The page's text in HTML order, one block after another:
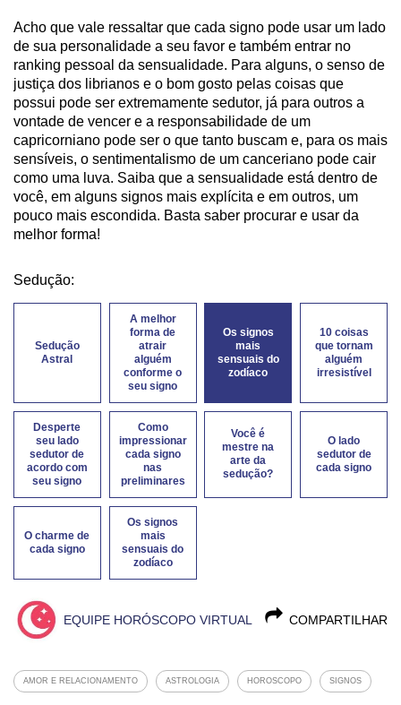
Acho que vale ressaltar que cada signo pode usar um lado
de sua personalidade a seu favor e também entrar no
ranking pessoal da sensualidade. Para alguns, o senso de
justiça dos librianos e o bom gosto pelas coisas que
possui pode ser extremamente sedutor, já para outros a
vontade de vencer e a responsabilidade de um
capricorniano pode ser o que tanto buscam e, para os mais
sensíveis, o sentimentalismo de um canceriano pode cair
como uma luva. Saiba que a sensualidade está dentro de
você, em alguns signos mais explícita e em outros, um
pouco mais escondida. Basta saber procurar e usar da
melhor forma!
Sedução:
Sedução
Astral
A melhor
forma de
atrair
alguém
conforme o
seu signo
Os signos
mais
sensuais do
zodíaco
10 coisas
que tornam
alguém
irresistível
Desperte
seu lado
sedutor de
acordo com
seu signo
Como
impressionar
cada signo
nas
preliminares
Você é
mestre na
arte da
sedução?
O lado
sedutor de
cada signo
O charme de
cada signo
Os signos
mais
sensuais do
zodíaco
COMPARTILHAR
EQUIPE HORÓSCOPO VIRTUAL
AMOR E RELACIONAMENTO ASTROLOGIA HOROSCOPO SIGNOS